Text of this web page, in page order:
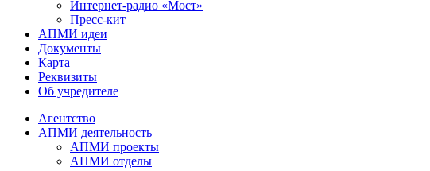
Интернет-радио «Мост»
Пресс-кит
АПМИ идеи
Документы
Карта
Реквизиты
Об учредителе
Агентство
АПМИ деятельность
АПМИ проекты
АПМИ отделы